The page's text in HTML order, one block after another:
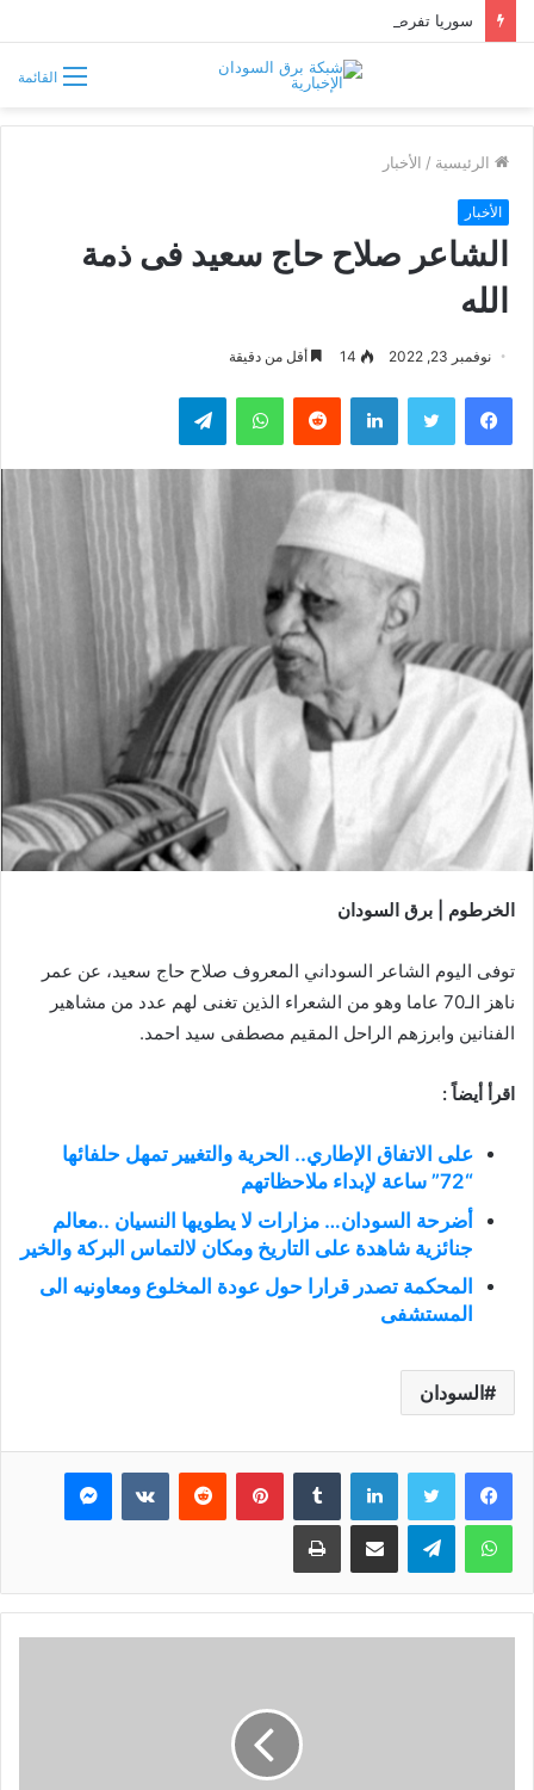
القائمة
الرئيسية / الأخبار
الأخبار
الشاعر صلاح حاج سعيد فى ذمة
الله
نوفمبر 23, 2022 14 أقل من دقيقة
فيسبوك تويتر لينكدإن واتساب تيلقرام
الخرطوم | برق السودان
توفى اليوم الشاعر السوداني المعروف صلاح حاج سعيد، عن عمر
ناهز الـ70 عاما وهو من الشعراء الذين تغنى لهم عدد من مشاهير
الفنانين وابرزهم الراحل المقيم مصطفى سيد احمد.
اقرأ أيضاً :
على الاتفاق الإطاري.. الحرية والتغيير تمهل حلفائها
“72” ساعة لإبداء ملاحظاتهم
أضرحة السودان… مزارات لا يطويها النسيان ..معالم
جنائزية شاهدة على التاريخ ومكان لالتماس البركة والخير
المحكمة تصدر قرارا حول عودة المخلوع ومعاونيه الى
المستشفى
السودان
فيسبوك تويتر لينكدإن بينتيريست ماسنجر
واتساب تيلقرام مشاركة عبر البريد طباعة